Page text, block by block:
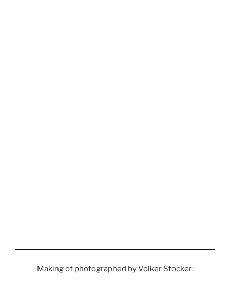
Making of photographed by Volker Stocker: